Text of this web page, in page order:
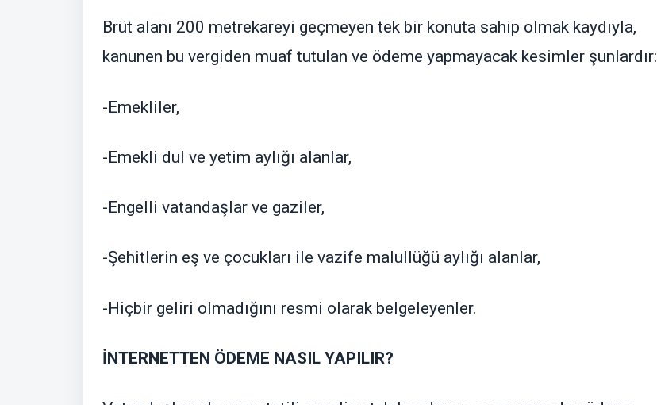
Brüt alanı 200 metrekareyi geçmeyen tek bir konuta sahip olmak kaydıyla,
kanunen bu vergiden muaf tutulan ve ödeme yapmayacak kesimler şunlardır:
-Emekliler,
-Emekli dul ve yetim aylığı alanlar,
-Engelli vatandaşlar ve gaziler,
-Şehitlerin eş ve çocukları ile vazife malullüğü aylığı alanlar,
-Hiçbir geliri olmadığını resmi olarak belgeleyenler.
İNTERNETTEN ÖDEME NASIL YAPILIR?